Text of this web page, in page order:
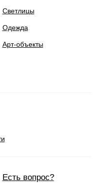
Одежда
Арт-объекты
Есть вопрос?
Светлицы